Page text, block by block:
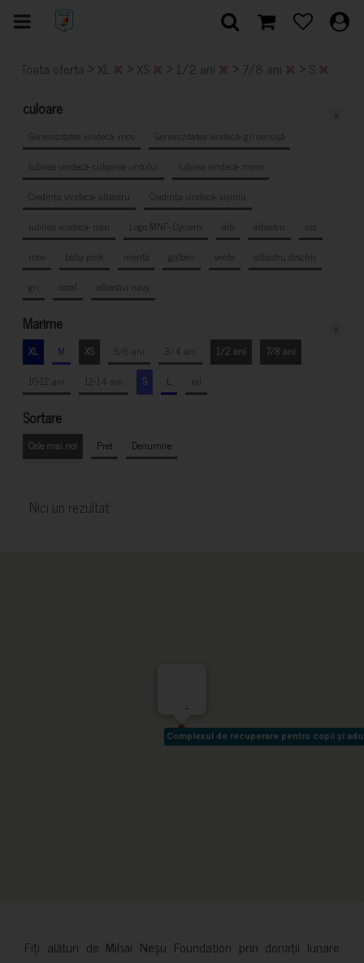
Toata oferta > XL > XS > 1/2 ani > 7/8 ani > S
culoare
Generozitatea vindecă- mov
Generozitatea vindecă- gri cenușă
Iubirea vindecă- culoarea untului
Iubirea vindecă- maro
Credința vindecă- albastru
Credința vindecă- vișiniu
Iubirea vindecă- roșu
Logo MNF- Cyclam alb albastru
roz
mov
baby pink mentă galben verde
albastru deschis
gri
coral albastru navy
Marime
XL M XS 5/6 ani 3/4 ani 1/2 ani
7/8 ani
10-12 ani
12-14 ani S L xxl
Sortare
Cele mai noi Pret Denumire
Nici un rezultat
Complexul de recuperare pentru copii și
Complexul de recuperare pentru copii și
-
Fiți alături de Mihai Neșu Foundation prin donații lunare